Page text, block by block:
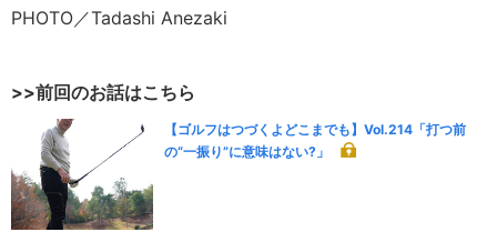
PHOTO／Tadashi Anezaki
>>前回のお話はこちら
【ゴルフはつづくよどこまでも】Vol.214「打つ前
の“一振り”に意味はない?」